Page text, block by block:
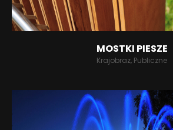
MOSTKI PIESZE
Krajobraz, Publiczne